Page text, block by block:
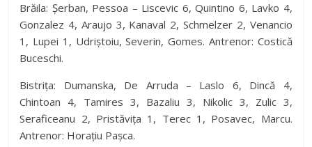
Brăila: Șerban, Pessoa – Liscevic 6, Quintino 6, Lavko 4,
Gonzalez 4, Araujo 3, Kanaval 2, Schmelzer 2, Venancio
1, Lupei 1, Udriștoiu, Severin, Gomes. Antrenor: Costică
Buceschi.
Bistrița: Dumanska, De Arruda – Laslo 6, Dincă 4,
Chintoan 4, Tamires 3, Bazaliu 3, Nikolic 3, Zulic 3,
Seraficeanu 2, Pristăvița 1, Terec 1, Posavec, Marcu.
Antrenor: Horațiu Pașca.